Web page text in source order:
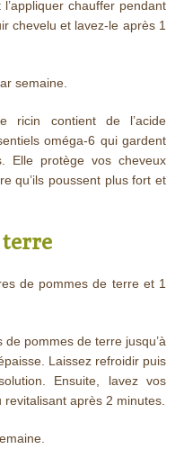
chauffer pendant
chevelu et lavez-le après 1
semaine.
ricin contient de l’acide
oméga-6 qui gardent
Elle protège vos cheveux
qu’ils poussent plus fort et
terre
de pommes de terre et 1
pommes de terre jusqu’à
Laissez refroidir puis
Ensuite, lavez vos
après 2 minutes.